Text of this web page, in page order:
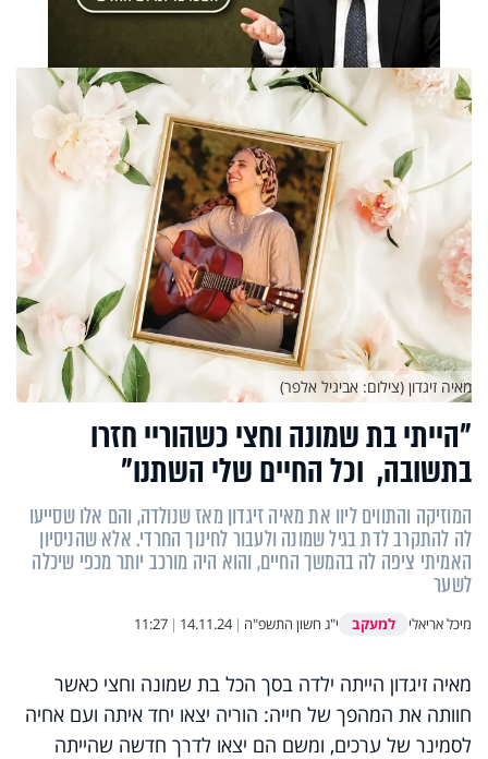
"הייתי בת שמונה וחצי כשהוריי חזרו
בתשובה, וכל החיים שלי השתנו"
המוזיקה והתווים ליוו את מאיה זיגדון מאז שנולדה, והם אלו שסייעו
לה להתקרב לדת בגיל שמונה ולעבור לחינוך החרדי. אלא שהניסיון
האמיתי ציפה לה בהמשך החיים, והוא היה מורכב יותר מכפי שיכלה
לשער
מיכל אריאלי למעקב י"ג חשון התשפ"ה |
14.11.24
|
11:27
מאיה זיגדון (צילום: אביגיל אלפר)
מאיה זיגדון הייתה ילדה בסך הכל בת שמונה וחצי כאשר
חוותה את המהפך של חייה: הוריה יצאו יחד איתה ועם אחיה
לסמינר של ערכים, ומשם הם יצאו לדרך חדשה שהייתה